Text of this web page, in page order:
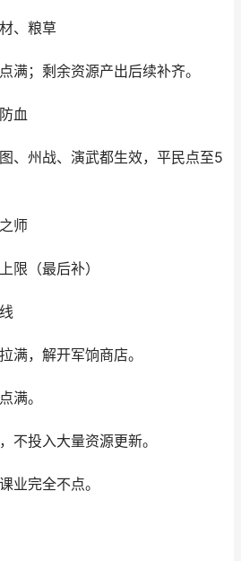
、粮草
满；剩余资源产出后续补齐。
血
、州战、演武都生效，平民点至5
师
限（最后补）
满，解开军饷商店。
满。
不投入大量资源更新。
业完全不点。